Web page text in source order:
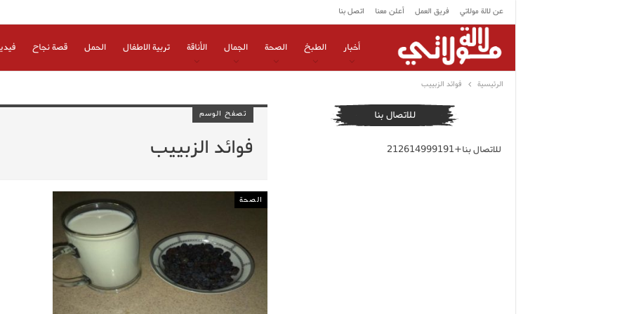
عن لالة مولاتي فريق العمل أعلن معنا اتصل بنا
أخبار الطبخ الصحة الجمال الأناقة تربية الاطفال الحمل قصة نجاح
الرئيسية فوائد الزبييب
تصفح الوسم
فوائد الزبييب
الصحة
للاتصال بنا
للاتصال بنا+212614999191